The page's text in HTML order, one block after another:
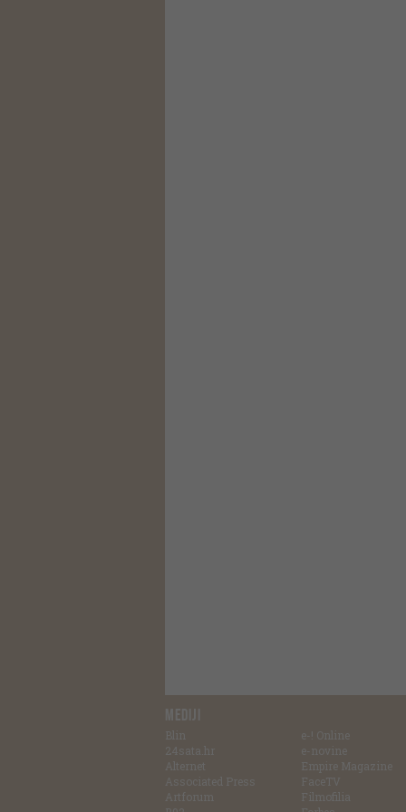
MEDIJI
Blin
24sata.hr
Alternet
Associated Press
Artforum
e-! Online
e-novine
Empire Magazine
FaceTV
Filmofilia